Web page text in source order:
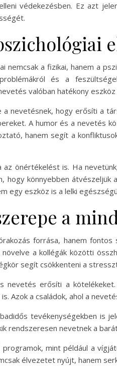
védekezésben. Ez azt
nemcsak a fizikai, hanem a
és a
valóban hatékony
a nevetésnek, hogy erősíti a
A humor és a nevetés
hanem segít a
önértékelést is. Ha
hogy könnyebben átvészeljük
egy eszköz is a lelki
a
forrása, hanem
növelve a kollégák közötti
segít csökkenteni a
nevetés erősíti a
Azok a családok, ahol a
tevékenységekben is
rendszeresen nevetnek a
mint például a
élvezetet nyújt, hanem